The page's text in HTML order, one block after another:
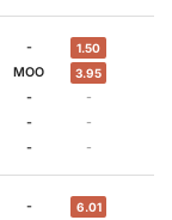
- 1.50
MOO 3.95
-
-
-
-
-
-
- 6.01